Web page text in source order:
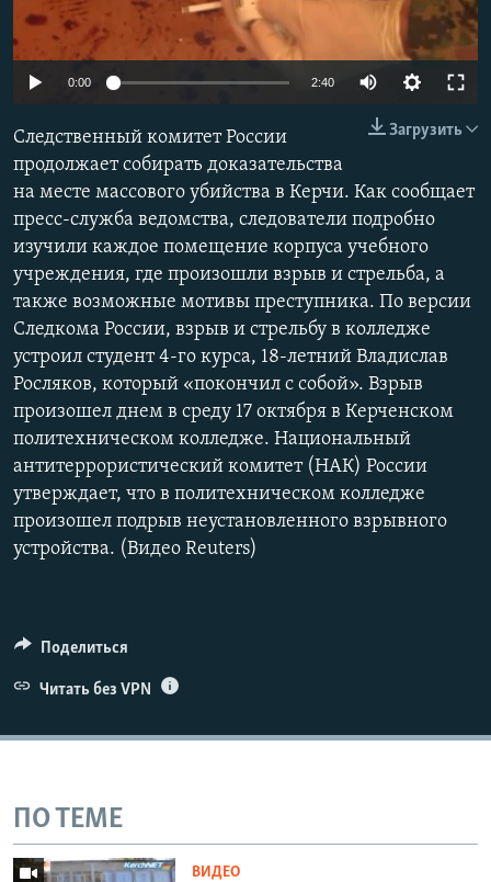
ПОБЕДИТЕЛЕЙ НЕ СУДЯТ?
КРЫМ.НЕПОКОРЕННЫЙ
УКРАИНСКАЯ ПРОБЛЕМА КРЫМА
ПРИСОЕДИНЯЙТЕСЬ!
Все сайты RFE/RL
0:00 2:40
Загрузить
Следственный комитет России
продолжает собирать доказательства
на месте массового убийства в Керчи. Как сообщает
пресс-служба ведомства, следователи подробно
изучили каждое помещение корпуса учебного
учреждения, где произошли взрыв и стрельба, а
также возможные мотивы преступника. По версии
Следкома России, взрыв и стрельбу в колледже
устроил студент 4-го курса, 18-летний Владислав
Росляков, который «покончил с собой». Взрыв
произошел днем в среду 17 октября в Керченском
политехническом колледже. Национальный
антитеррористический комитет (НАК) России
утверждает, что в политехническом колледже
произошел подрыв неустановленного взрывного
устройства.​ (Видео Reuters)
Поделиться
Читать без VPN
ПО ТЕМЕ
ВИДЕО